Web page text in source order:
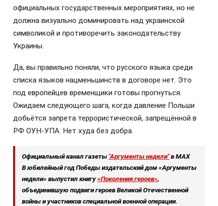
официальных государственных мероприятиях, но не
должна визуально доминировать над украинской
символикой и противоречить законодательству
Украины.
Да, вы правильно поняли, что русского языка среди
списка языков нацменьшинств в договоре нет. Это
под европейцев временщики готовы прогнуться.
Ожидаем следующего шага, когда давление Польши
добьётся запрета террористической, запрещённой в
РФ ОУН-УПА. Нет худа без добра.
Официальный канал газеты"Аргументы недели"в МАХ
В юбилейный год Победы издательский дом «Аргументы
недели» выпустил книгу«Поколения героев»,
объединившую подвиги героев Великой Отечественной
войны и участников специальной военной операции.